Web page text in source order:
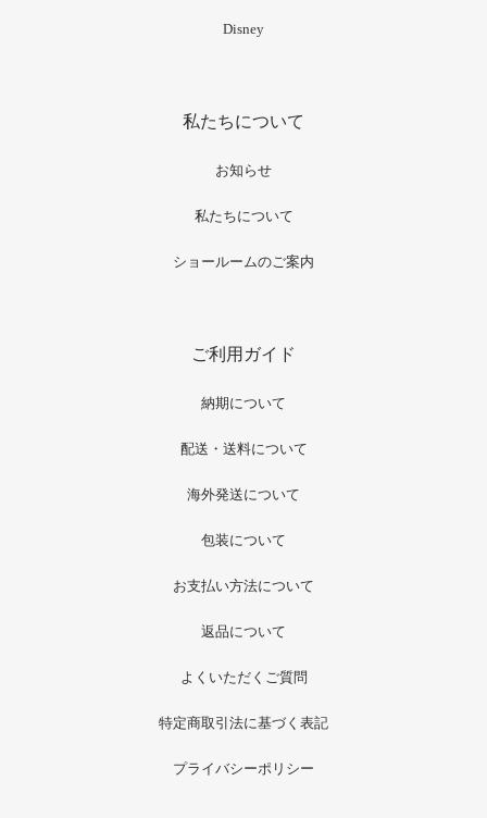
Disney
私たちについて
お知らせ
私たちについて
ショールームのご案内
ご利用ガイド
納期について
配送・送料について
海外発送について
包装について
お支払い方法について
返品について
よくいただくご質問
特定商取引法に基づく表記
プライバシーポリシー